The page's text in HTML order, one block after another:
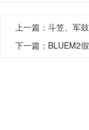
上一篇： 斗笠、军
下一篇： BLUEM2